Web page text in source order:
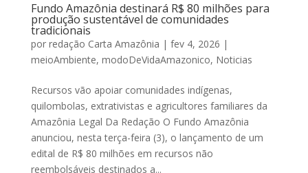
Fundo Amazônia destinará R$ 80 milhões para
produção sustentável de comunidades
tradicionais
por redação Carta Amazônia | fev 4, 2026 |
meioAmbiente, modoDeVidaAmazonico, Noticias
Recursos vão apoiar comunidades indígenas,
quilombolas, extrativistas e agricultores familiares da
Amazônia Legal Da Redação O Fundo Amazônia
anunciou, nesta terça-feira (3), o lançamento de um
edital de R$ 80 milhões em recursos não
reembolsáveis destinados a...